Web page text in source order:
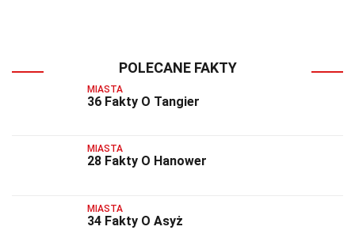
POLECANE FAKTY
MIASTA
36 Fakty O Tangier
MIASTA
28 Fakty O Hanower
MIASTA
34 Fakty O Asyż